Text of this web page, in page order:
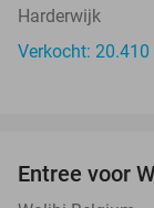
Harderwijk
Verkocht: 20.410
Entree voor